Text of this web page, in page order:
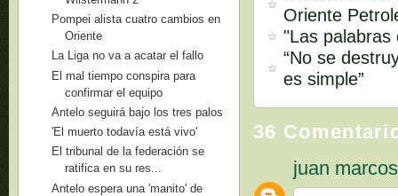
Oriente
"Las palabras
“No se
es simple”
36
juan marcos
Pompei alista cuatro cambios en
Oriente
La Liga no va a acatar el fallo
El mal tiempo conspira para
confirmar el equipo
Antelo seguirá bajo los tres palos
'El muerto todavía está vivo'
El tribunal de la federación se
ratifica en su res...
Antelo espera una 'manito' de